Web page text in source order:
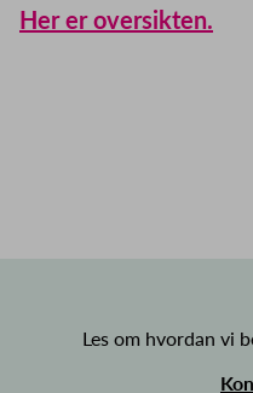
Her er oversikten.
Les om hvordan vi